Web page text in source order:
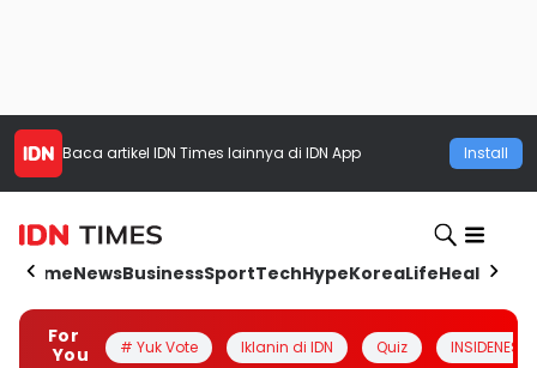
Baca artikel IDN Times lainnya di IDN App Install
HomeNewsBusinessSportTechHypeKoreaLifeHealth
For
You
# Yuk Vote Iklanin di IDN Quiz INSIDENESIA